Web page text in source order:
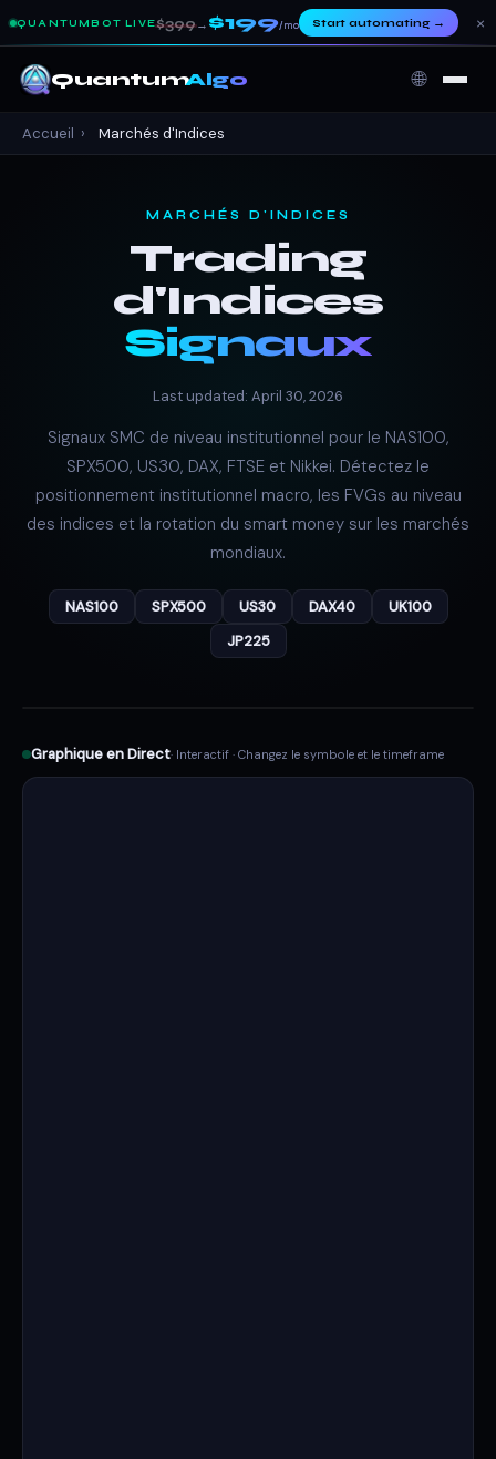
QUANTUMBOT LIVE$399→ $199/mo Start automating→ ×
QuantumAlgo 🌐
Accueil › Marchés d'Indices
MARCHÉS D'INDICES
Trading
d'Indices
Signaux
Last updated: April 30, 2026
Signaux SMC de niveau institutionnel pour le NAS100,
SPX500, US30, DAX, FTSE et Nikkei. Détectez le
positionnement institutionnel macro, les FVGs au niveau
des indices et la rotation du smart money sur les marchés
mondiaux.
NAS100 SPX500 US30 DAX40
UK100
JP225
Graphique en Direct· Interactif · Changez le symbole et le timeframe